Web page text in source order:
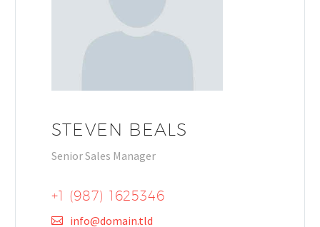
STEVEN BEALS
Senior Sales Manager
+1 (987) 1625346
info@domain.tld